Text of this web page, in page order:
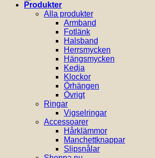
Produkter
Alla produkter
Armband
Fotlänk
Halsband
Herrsmycken
Hängsmycken
Kedja
Klockor
Örhängen
Övrigt
Ringar
Vigselringar
Accessoarer
Hårklämmor
Manchettknappar
Slipsnålar